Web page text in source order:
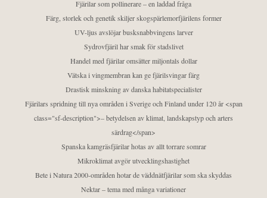
Fjärilar som pollinerare – en laddad fråga
Färg, storlek och genetik skiljer skogspärlemorfjärilens former
UV-ljus avslöjar busksnabbvingens larver
Sydrovfjäril har smak för stadslivet
Handel med fjärilar omsätter miljontals dollar
Vätska i vingmembran kan ge fjärilsvingar färg
Drastisk minskning av danska habitatspecialister
Fjärilars spridning till nya områden i Sverige och Finland under 120 år <span
class="sf-description">– betydelsen av klimat, landskapstyp och arters
särdrag</span>
Spanska kamgräsfjärilar hotas av allt torrare somrar
Mikroklimat avgör utvecklingshastighet
Bete i Natura 2000-områden hotar de väddnätfjärilar som ska skyddas
Nektar – tema med många variationer